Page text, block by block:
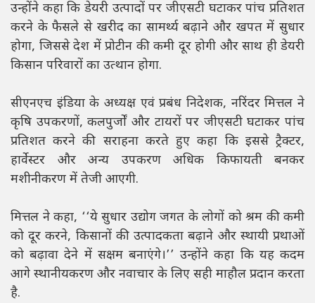
उन्होंने कहा कि डेयरी उत्पादों पर जीएसटी घटाकर पांच प्रतिशत
करने के फैसले से खरीद का सामर्थ्य बढ़ाने और खपत में सुधार
होगा, जिससे देश में प्रोटीन की कमी दूर होगी और साथ ही डेयरी
किसान परिवारों का उत्थान होगा.
सीएनएच इंडिया के अध्यक्ष एवं प्रबंध निदेशक, नरिंदर मित्तल ने
कृषि उपकरणों, कलपुर्जों और टायरों पर जीएसटी घटाकर पांच
प्रतिशत करने की सराहना करते हुए कहा कि इससे ट्रैक्टर,
हार्वेस्टर और अन्य उपकरण अधिक किफायती बनकर
मशीनीकरण में तेजी आएगी.
मित्तल ने कहा, ‘‘ये सुधार उद्योग जगत के लोगों को श्रम की कमी
को दूर करने, किसानों की उत्पादकता बढ़ाने और स्थायी प्रथाओं
को बढ़ावा देने में सक्षम बनाएंगे।’’ उन्होंने कहा कि यह कदम
आगे स्थानीयकरण और नवाचार के लिए सही माहौल प्रदान करता
है.